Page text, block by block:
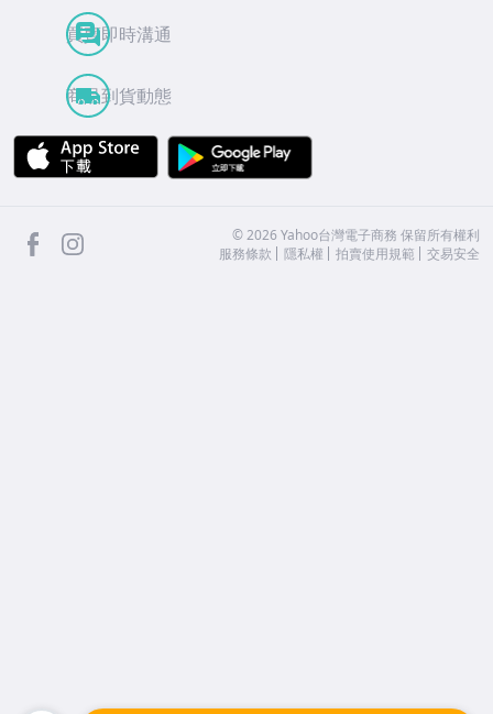
買賣即時溝通
商品到貨動態
APP Store
facebook ©2026 Yahoo台灣電子商務 保留所有權利
服務條款
隱私權 拍賣使用規範 交易安全